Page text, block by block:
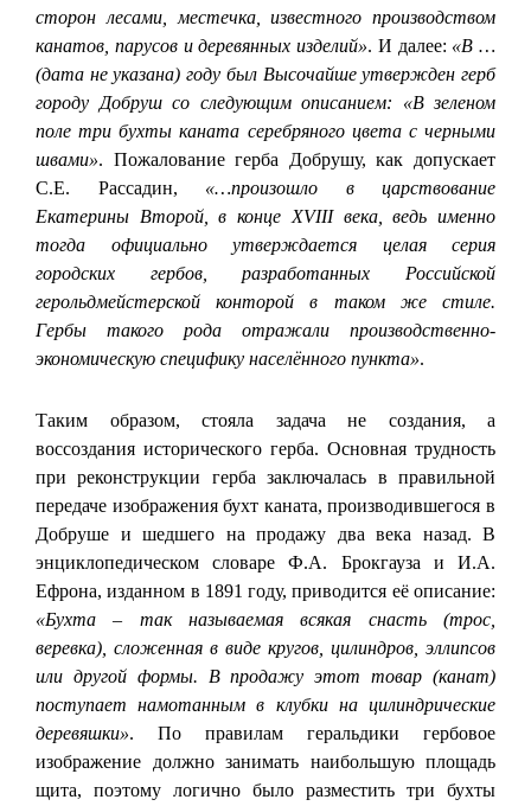
сторон лесами, местечка, известного производством
канатов, парусов и деревянных изделий». И далее: «В …
(дата не указана) году был Высочайше утвержден герб
городу Добруш со следующим описанием: «В зеленом
поле три бухты каната серебряного цвета с черными
швами». Пожалование герба Добрушу, как допускает
С.Е. Рассадин, «…произошло в царствование
Екатерины Второй, в конце XVIII века, ведь именно
тогда официально утверждается целая серия
городских гербов, разработанных Российской
герольдмейстерской конторой в таком же стиле.
Гербы такого рода отражали производственно-
экономическую специфику населённого пункта».
Таким образом, стояла задача не создания, а
воссоздания исторического герба. Основная трудность
при реконструкции герба заключалась в правильной
передаче изображения бухт каната, производившегося в
Добруше и шедшего на продажу два века назад. В
энциклопедическом словаре Ф.А. Брокгауза и И.А.
Ефрона, изданном в 1891 году, приводится её описание:
«Бухта – так называемая всякая снасть (трос,
веревка), сложенная в виде кругов, цилиндров, эллипсов
или другой формы. В продажу этот товар (канат)
поступает намотанным в клубки на цилиндрические
деревяшки». По правилам геральдики гербовое
изображение должно занимать наибольшую площадь
щита, поэтому логично было разместить три бухты